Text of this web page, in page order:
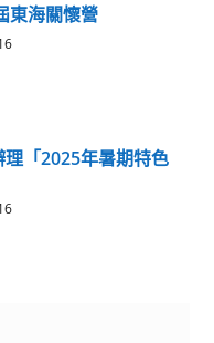
東海關懷營
「2025年暑期特色